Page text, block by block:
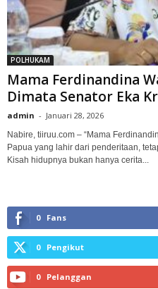
POLHUKAM
Mama Ferdinandina
Dimata Senator Eka
admin - Januari 28, 2026
Nabire, tiiruu.com – “Mama
Papua yang lahir dari penderitaan,
Kisah hidupnya bukan hanya cerita...
0 Fans
0 Pengikut
0 Pelanggan